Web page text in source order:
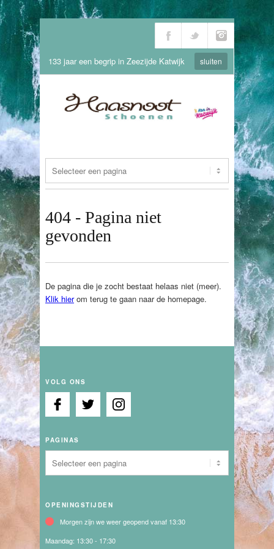
133 jaar een begrip in Zeezijde Katwijk sluiten
404 - Pagina niet
gevonden
De pagina die je zocht bestaat helaas niet (meer).
Klik hierom terug te gaan naar de homepage.
VOLG ONS
PAGINAS
OPENINGSTIJDEN
Morgen zijn we weer geopend vanaf 13:30
Maandag: 13:30 - 17:30